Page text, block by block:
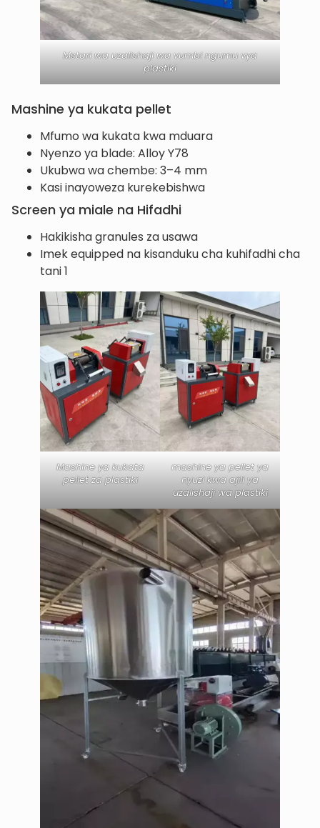
Mstari wa uzalishaji wa vumbi ngumu vya
plastiki
Mashine ya kukata pellet
Mfumo wa kukata kwa mduara
Nyenzo ya blade: Alloy Y78
Ukubwa wa chembe: 3–4 mm
Kasi inayoweza kurekebishwa
Screen ya miale na Hifadhi
Hakikisha granules za usawa
Imek equipped na kisanduku cha kuhifadhi cha
tani 1
Mashine ya kukata
pellet za plastiki
mashine ya pellet ya
nyuzi kwa ajili ya
uzalishaji wa plastiki